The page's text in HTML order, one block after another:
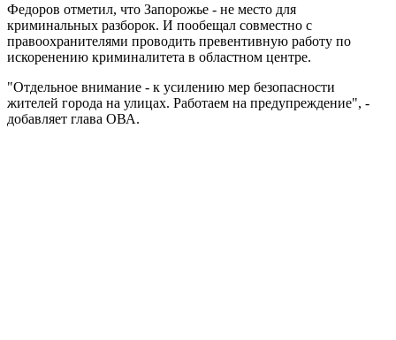
Федоров отметил, что Запорожье - не место для
криминальных разборок. И пообещал совместно с
правоохранителями проводить превентивную работу по
искоренению криминалитета в областном центре.
"Отдельное внимание - к усилению мер безопасности
жителей города на улицах. Работаем на предупреждение", -
добавляет глава ОВА.